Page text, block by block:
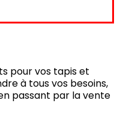
pour vos tapis et
à tous vos besoins,
passant par la vente